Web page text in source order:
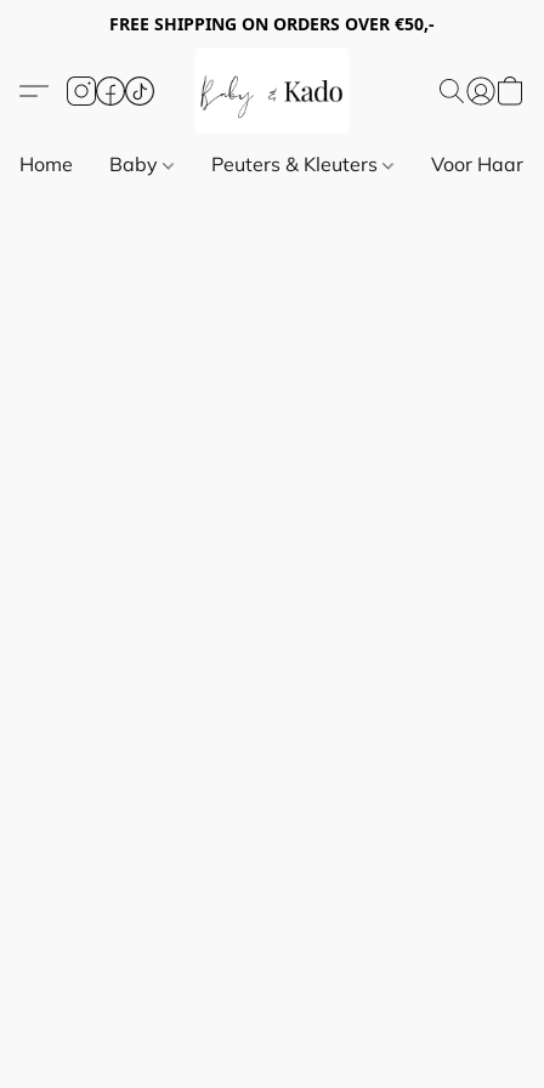
FREE SHIPPING ON ORDERS OVER €50,-
Home Baby Peuters & Kleuters Voor Haar